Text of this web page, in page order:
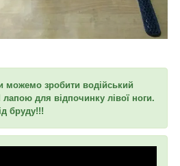
можемо зробити водійський
для відпочинку лівої ноги.
бруду!!!